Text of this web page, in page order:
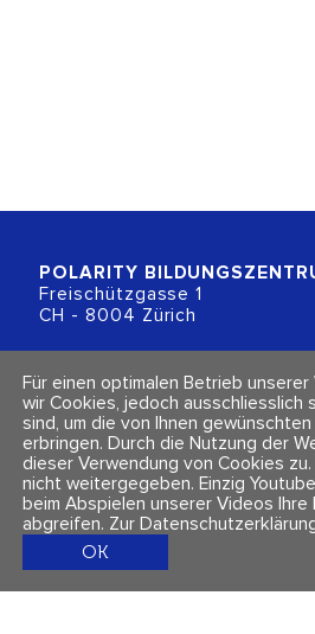
POLARITY
Freischützgasse 1
CH - 8004 Zürich
+41 (0)44 218 80 80
info@polarity.ch
Kontakt & Info
Newsletter
Impressum & Datenschutz
AGBs
Für einen optimalen Betrieb
wir Cookies, jedoch ausschliesslich
sind, um die von Ihnen
erbringen. Durch die Nutzung der
dieser Verwendung von Cookies
nicht weitergegeben. Einzig
beim Abspielen unserer Videos
abgreifen. Zur
OK